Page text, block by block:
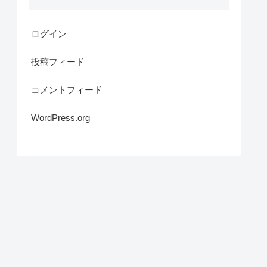
ログイン
投稿フィード
コメントフィード
WordPress.org